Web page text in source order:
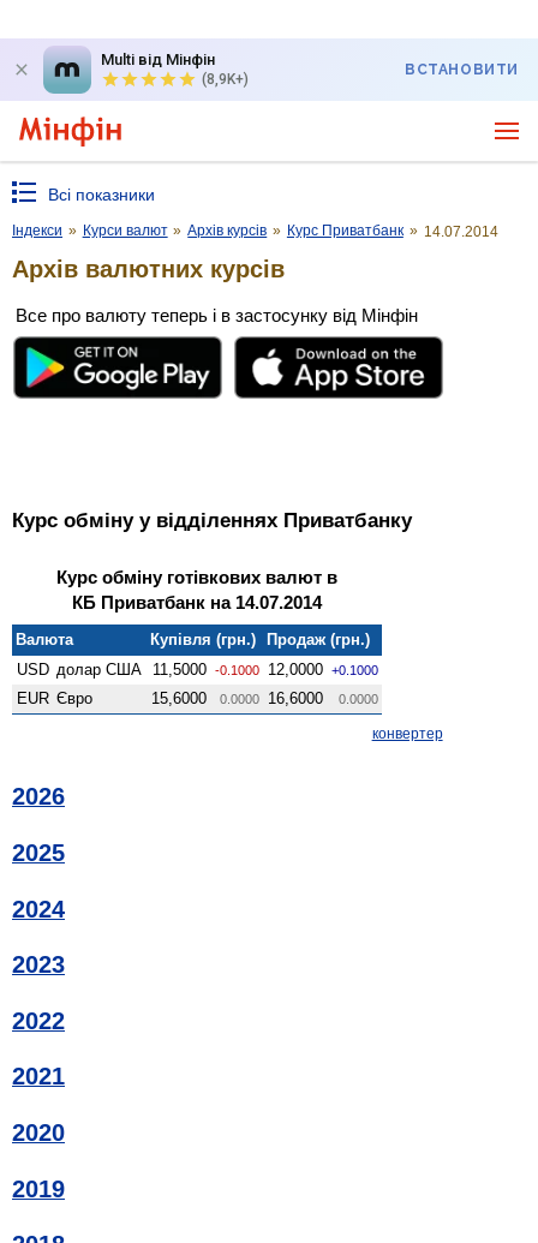
Multi від Мінфін
(8,9K+)
ВСТАНОВИТИ
Всі показники
Індекси » Курси валют » Архів курсів » Курс Приватбанк » 14.07.2014
Архів валютних курсів
Все про валюту теперь і в застосунку від Мінфін
Курс обміну у відділеннях Приватбанку
Курс обміну готівкових валют в
КБ Приватбанк на 14.07.2014
Валюта Купівля (грн.)
Продаж (грн.)
USD долар США 11,5000 -0.1000 12,0000 +0.1000
EUR Євро 15,6000 0.0000 16,6000 0.0000
конвертер
2026
2025
2024
2023
2022
2021
2020
2019